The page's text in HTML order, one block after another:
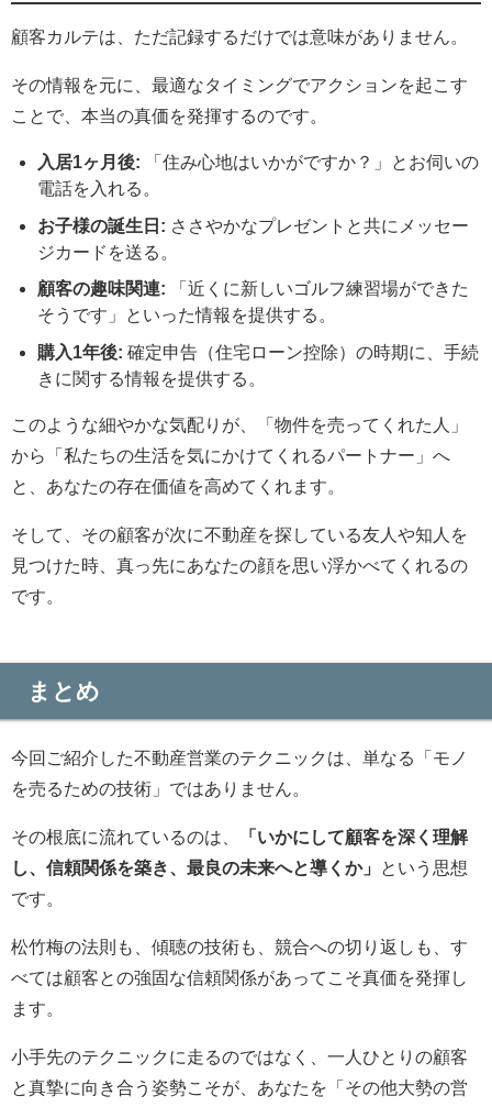
顧客カルテは、ただ記録するだけでは意味がありません。
その情報を元に、最適なタイミングでアクションを起こす
ことで、本当の真価を発揮するのです。
入居1ヶ月後: 「住み心地はいかがですか？」とお伺いの
電話を入れる。
お子様の誕生日: ささやかなプレゼントと共にメッセー
ジカードを送る。
顧客の趣味関連: 「近くに新しいゴルフ練習場ができた
そうです」といった情報を提供する。
購入1年後: 確定申告（住宅ローン控除）の時期に、手続
きに関する情報を提供する。
このような細やかな気配りが、「物件を売ってくれた人」
から「私たちの生活を気にかけてくれるパートナー」へ
と、あなたの存在価値を高めてくれます。
そして、その顧客が次に不動産を探している友人や知人を
見つけた時、真っ先にあなたの顔を思い浮かべてくれるの
です。
まとめ
今回ご紹介した不動産営業のテクニックは、単なる「モノ
を売るための技術」ではありません。
その根底に流れているのは、
「いかにして顧客を深く理解
し、信頼関係を築き、最良の未来へと導くか」
という思想
です。
松竹梅の法則も、傾聴の技術も、競合への切り返しも、す
べては顧客との強固な信頼関係があってこそ真価を発揮し
ます。
小手先のテクニックに走るのではなく、一人ひとりの顧客
と真摯に向き合う姿勢こそが、あなたを「その他大勢の営